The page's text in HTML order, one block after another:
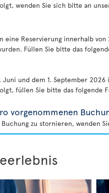
wenden Sie sich bitte an
eine Reservierung innerhalb
Füllen Sie bitte das
und dem 1. September
füllen Sie bitte das folgende
vorgenommenen
zu stornieren, wenden